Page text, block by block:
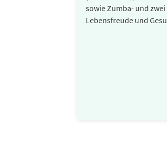
sowie Zumba- und
Lebensfreude und